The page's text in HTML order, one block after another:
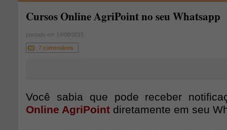
Cursos Online AgriPoint no seu Whatsapp
postado em 14/08/2015
7 comentários
Você sabia que pode receber
Online AgriPoint diretamente em seu